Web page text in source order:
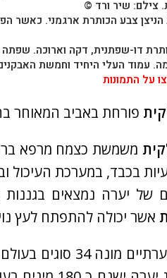
. צילם: שיר ורד ©
צבע הכותרת ארגמני. כאשר
דו-שפתנית, דקה וארוכה. שפתה
עמוד העלי היחיד וחמשת
על התמונות
פורחת באביב המאוחר
משמשת כצמח מרפא
בכבד, במערכת העיכול
של יערה נמצאים
אשר יכולה להתפתח לעץ
ל-3 סוגים יש נציגים בצמחיית הבר בארץ (